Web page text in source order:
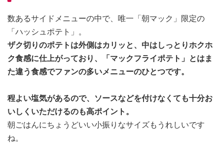
数あるサイドメニューの中で、唯一「朝マック」限定の
「ハッシュポテト」。
ザク切りのポテトは外側はカリッと、中はしっとりホクホ
ク食感に仕上がっており、「マックフライポテト」とはま
た違う食感でファンの多いメニューのひとつです。
程よい塩気があるので、ソースなどを付けなくても十分お
いしくいただけるのも高ポイント。
朝ごはんにちょうどいい小振りなサイズもうれしいです
ね。